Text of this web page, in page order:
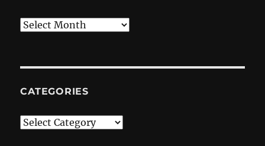
Archives
CATEGORIES
Categories